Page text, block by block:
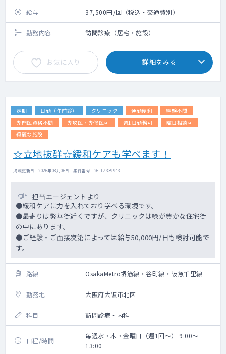
給与 37,500円/回（税込・交通費別）
勤務内容 訪問診療（居宅・施設）
お気に入り 詳細をみる
定期 日勤（午前診） クリニック 通勤便利
経験不問
専門医資格不問
専攻医・専修医可 週1日勤務可
曜日相談可
綺麗な施設
☆立地抜群☆緩和ケアも学べます！
掲載更新日 : 2026年08月06日 案件番号 : 26-TZ339943
担当エージェントより
●緩和ケアに力を入れており学べる環境です。
●最寄りは繁華街近くですが、クリニックは緑が豊かな住宅街
の中にあります。
●ご経験・ご面接次第によっては給与50,000円/日も検討可能で
す。
路線 OsakaMetro堺筋線・谷町線・阪急千里線
勤務地 大阪府大阪市北区
科目 訪問診療・内科
日程/時間
毎週水・木・金曜日（週1回～） 9:00～
13:00